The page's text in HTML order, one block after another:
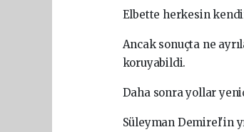
Elbette herkesin
Ancak sonuçta ne
koruyabildi.
Daha sonra yollar
Süleyman Demirel'in